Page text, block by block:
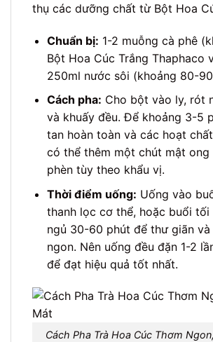
thụ các dưỡng chất từ Bột Hoa
Chuẩn bị: 1-2 muỗng cà phê
Bột Hoa Cúc Trắng Thaphaco
250ml nước sôi (khoảng 80-
Cách pha: Cho bột vào ly, rót
và khuấy đều. Để khoảng 3-5
tan hoàn toàn và các hoạt
có thể thêm một chút mật ong
phèn tùy theo khẩu vị.
Thời điểm uống: Uống vào
thanh lọc cơ thể, hoặc buổi
ngủ 30-60 phút để thư giãn
ngon. Nên uống đều đặn 1-2
để đạt hiệu quả tốt nhất.
Cách Pha Trà Hoa Cúc Thơm